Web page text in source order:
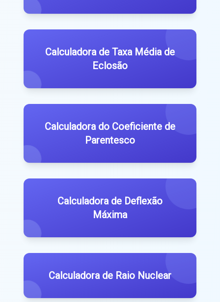
Calculadora de Taxa Média de
Eclosão
Calculadora do Coeficiente de
Parentesco
Calculadora de Deflexão
Máxima
Calculadora de Raio Nuclear